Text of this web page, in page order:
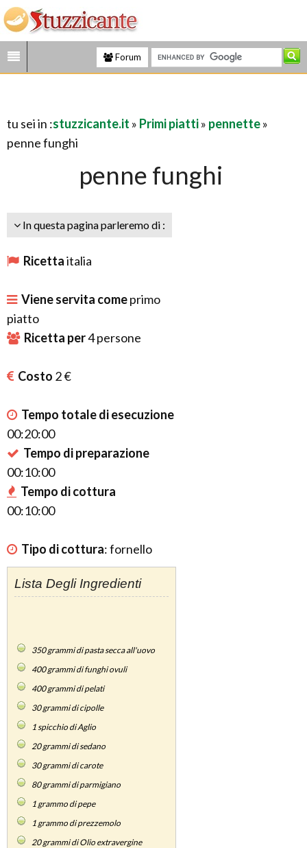
Forum
tu sei in :stuzzicante.it » Primi piatti» pennette»
penne funghi
penne funghi
In questa pagina parleremo di :
Ricettaitalia
Viene servita comeprimo
piatto
Ricetta per4persone
Costo 2 €
Tempo totale di esecuzione
00:20:00
Tempo di preparazione
00:10:00
Tempo di cottura
00:10:00
Tipo di cottura:fornello
Lista Degli Ingredienti
350grammi di pasta secca all'uovo
400grammi di funghi ovuli
400grammi di pelati
30grammi di cipolle
1spicchio di Aglio
20grammi di sedano
30grammi di carote
80grammi di parmigiano
1grammo di pepe
1grammo di prezzemolo
20grammi di Olio extravergine